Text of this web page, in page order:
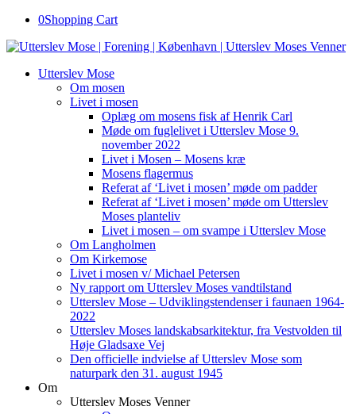
0Shopping Cart
Utterslev Mose
Om mosen
Livet i mosen
Oplæg om mosens fisk af Henrik Carl
Møde om fuglelivet i Utterslev Mose 9.
november 2022
Livet i Mosen – Mosens kræ
Mosens flagermus
Referat af ‘Livet i mosen’ møde om padder
Referat af ‘Livet i mosen’ møde om Utterslev
Moses planteliv
Livet i mosen – om svampe i Utterslev Mose
Om Langholmen
Om Kirkemose
Livet i mosen v/ Michael Petersen
Ny rapport om Utterslev Moses vandtilstand
Utterslev Mose – Udviklingstendenser i faunaen 1964-
2022
Utterslev Moses landskabsarkitektur, fra Vestvolden til
Høje Gladsaxe Vej
Den officielle indvielse af Utterslev Mose som
naturpark den 31. august 1945
Om
Utterslev Moses Venner